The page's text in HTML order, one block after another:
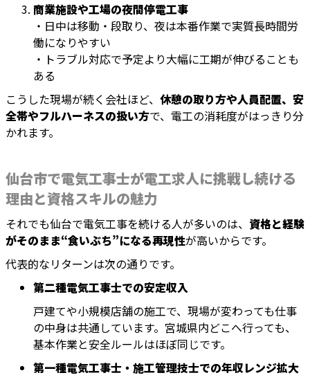
商業施設や工場の夜間停電工事
・日中は移動・段取り、夜は本番作業で実質長時間労
働になりやすい
・トラブル対応で予定より大幅に工期が伸びることも
ある
こうした現場が続く会社ほど、 休憩の取り方や人員配置、安
全帯やフルハーネスの扱い方で、電工の消耗度がはっきり分
かれます。
仙台市で電気工事士が電工求人に挑戦し続ける
理由と資格スキルの魅力
それでも仙台で電気工事を続ける人が多いのは、 資格と経験
がそのまま“食いぶち”になる再現性が高いからです。
代表的なリターンは次の通りです。
第二種電気工事士での安定収入
戸建てや小規模店舗の施工で、現場が変わっても仕事
の中身は共通しています。宮城県内どこへ行っても、
基本作業と安全ルールはほぼ同じです。
第一種電気工事士・施工管理技士での年収レンジ拡大